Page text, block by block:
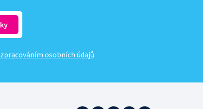
zpracováním osobních údajů.